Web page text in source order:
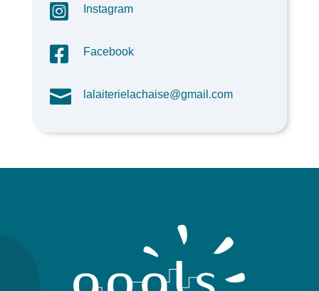
 Instagram
 Facebook
 lalaiterielachaise@gmail.com